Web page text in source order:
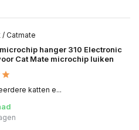
/ Catmate
hanger 310 Electronic
Cat Mate microchip luiken
katten e...